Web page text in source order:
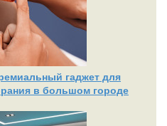
гаджет для
в большом городе